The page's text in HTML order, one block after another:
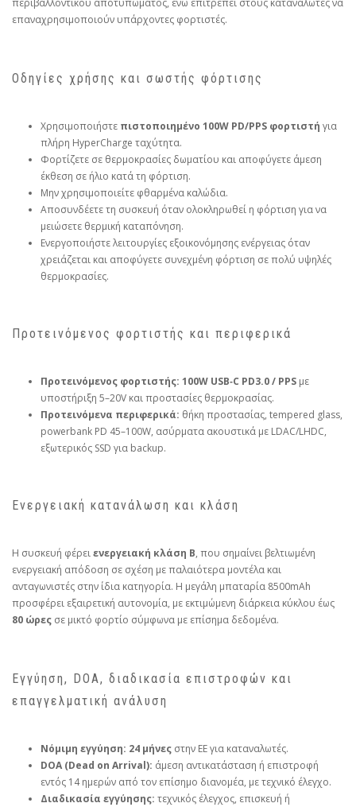
επαναχρησιμοποιούν υπάρχοντες φορτιστές.
Οδηγίες χρήσης και σωστής φόρτισης
Χρησιμοποιήστε πιστοποιημένο 100W PD/PPS φορτιστή για
πλήρη HyperCharge ταχύτητα.
Φορτίζετε σε θερμοκρασίες δωματίου και αποφύγετε άμεση
έκθεση σε ήλιο κατά τη φόρτιση.
Μην χρησιμοποιείτε φθαρμένα καλώδια.
Αποσυνδέετε τη συσκευή όταν ολοκληρωθεί η φόρτιση για να
μειώσετε θερμική καταπόνηση.
Ενεργοποιήστε λειτουργίες εξοικονόμησης ενέργειας όταν
χρειάζεται και αποφύγετε συνεχμένη φόρτιση σε πολύ υψηλές
θερμοκρασίες.
Προτεινόμενος φορτιστής και περιφερικά
Προτεινόμενος φορτιστής: 100W USB‑C PD3.0 / PPS με
υποστήριξη 5–20V και προστασίες θερμοκρασίας.
Προτεινόμενα περιφερικά: θήκη προστασίας, tempered glass,
powerbank PD 45–100W, ασύρματα ακουστικά με LDAC/LHDC,
εξωτερικός SSD για backup.
Ενεργειακή κατανάλωση και κλάση
Η συσκευή φέρειενεργειακή κλάση B, που σημαίνει βελτιωμένη
ενεργειακή απόδοση σε σχέση με παλαιότερα μοντέλα και
ανταγωνιστές στην ίδια κατηγορία. Η μεγάλη μπαταρία 8500mAh
προσφέρει εξαιρετική αυτονομία, με εκτιμώμενη διάρκεια κύκλου έως
80 ώρες σε μικτό φορτίο σύμφωνα με επίσημα δεδομένα.
Εγγύηση, DOA, διαδικασία επιστροφών και
επαγγελματική ανάλυση
Νόμιμη εγγύηση: 24 μήνες στην ΕΕ για καταναλωτές.
DOA (Dead on Arrival): άμεση αντικατάσταση ή επιστροφή
εντός 14 ημερών από τον επίσημο διανομέα, με τεχνικό έλεγχο.
Διαδικασία εγγύησης: τεχνικός έλεγχος, επισκευή ή